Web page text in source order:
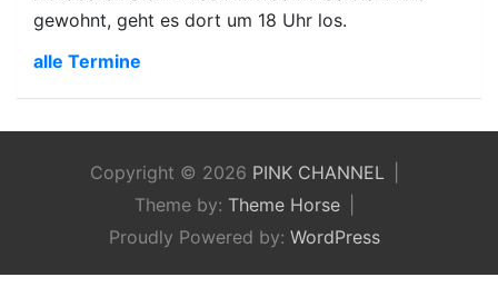
gewohnt, geht es dort um 18 Uhr los.
alle Termine
Copyright © 2026 PINK CHANNEL
Theme by: Theme Horse
Proudly Powered by: WordPress